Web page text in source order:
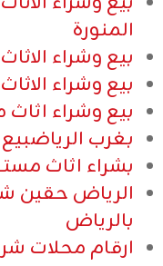
المنورة
بيع وشراء
بيع وشراء
بيع وشراء
بغرب
بشراء اثاث
الرياض حقين
بالرياض
ارقام محلات